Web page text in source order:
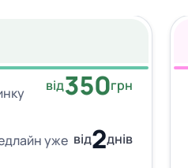
від350грн
уже від2днів